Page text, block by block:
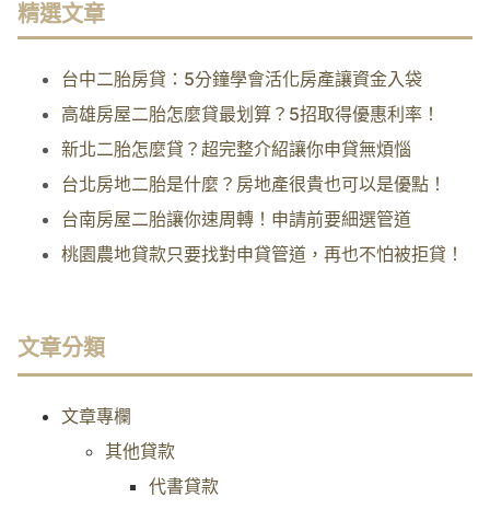
精選文章
台中二胎房貸：5分鐘學會活化房產讓資金入袋
高雄房屋二胎怎麼貸最划算？5招取得優惠利率！
新北二胎怎麼貸？超完整介紹讓你申貸無煩惱
台北房地二胎是什麼？房地產很貴也可以是優點！
台南房屋二胎讓你速周轉！申請前要細選管道
桃園農地貸款只要找對申貸管道，再也不怕被拒貸！
文章分類
文章專欄
其他貸款
代書貸款